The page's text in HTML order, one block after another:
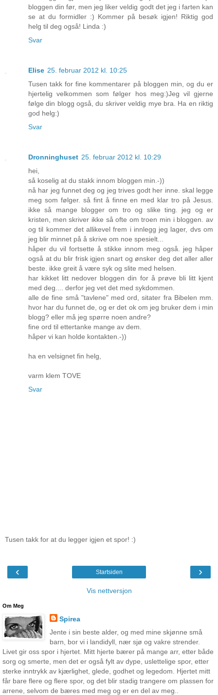
bloggen din før, men jeg liker veldig godt det jeg i farten kan
se at du formidler :) Kommer på besøk igjen! Riktig god
helg til deg også! Linda :)
Svar
Elise 25. februar 2012 kl. 10:25
Tusen takk for fine kommentarer på bloggen min, og du er
hjertelig velkommen som følger hos meg:)Jeg vil gjerne
følge din blogg også, du skriver veldig mye bra. Ha en riktig
god helg:)
Svar
Dronninghuset 25. februar 2012 kl. 10:29
hei,
så koselig at du stakk innom bloggen min.-))
nå har jeg funnet deg og jeg trives godt her inne. skal legge
meg som følger. så fint å finne en med klar tro på Jesus.
ikke så mange blogger om tro og slike ting. jeg og er
kristen, men skriver ikke så ofte om troen min i bloggen. av
og til kommer det allikevel frem i innlegg jeg lager, dvs om
jeg blir minnet på å skrive om noe spesielt...
håper du vil fortsette å stikke innom meg også. jeg håper
også at du blir frisk igjen snart og ønsker deg det aller aller
beste. ikke greit å være syk og slite med helsen.
har kikket litt nedover bloggen din for å prøve bli litt kjent
med deg.... derfor jeg vet det med sykdommen.
alle de fine små "tavlene" med ord, sitater fra Bibelen mm.
hvor har du funnet de, og er det ok om jeg bruker dem i min
blogg? eller må jeg spørre noen andre?
fine ord til ettertanke mange av dem.
håper vi kan holde kontakten.-))
ha en velsignet fin helg,
varm klem TOVE
Svar
Tusen takk for at du legger igjen et spor! :)
‹ ›
Startsiden
Vis nettversjon
Om Meg
Spirea
Jente i sin beste alder, og med mine skjønne små
barn, bor vi i landidyll, nær sjø og vakre strender.
Livet gir oss spor i hjertet. Mitt hjerte bærer på mange arr, etter både
sorg og smerte, men det er også fylt av dype, uslettelige spor, etter
sterke inntrykk av kjærlighet, glede, godhet og legedom. Hjertet mitt
får bare flere og flere spor, og det blir stadig trangere om plassen for
arrene, selvom de bæres med meg og er en del av meg..